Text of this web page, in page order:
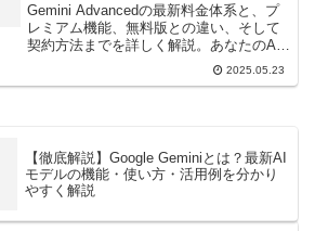
Gemini Advancedの最新料金体系と、プ
レミアム機能、無料版との違い、そして
契約方法までを詳しく解説。あなたのAI
活用を加速させるための情報がここにあ
2025.05.23
【徹底解説】Google Geminiとは？最新AI
モデルの機能・使い方・活用例を分かり
やすく解説